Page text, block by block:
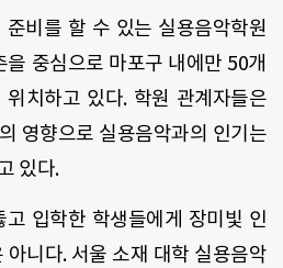
비를 할 수 있는 실용음악학원
중심으로 마포구 내에만 50개
치하고 있다. 학원 관계자들은
영향으로 실용음악과의 인기는
있다.
입학한 학생들에게 장미빛 인
니다. 서울 소재 대학 실용음악